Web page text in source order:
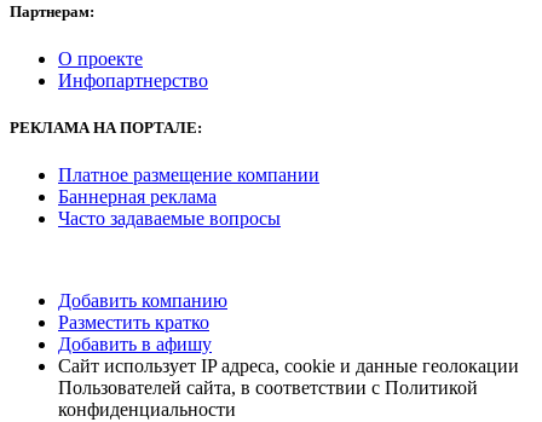
Партнерам:
О проекте
Инфопартнерство
РЕКЛАМАНА ПОРТАЛЕ:
Платное размещение компании
Баннерная реклама
Часто задаваемые вопросы
Добавить компанию
Разместить кратко
Добавить в афишу
Сайт использует IP адреса, cookie и данные геолокации
Пользователей сайта, в соответствии с Политикой
конфиденциальности